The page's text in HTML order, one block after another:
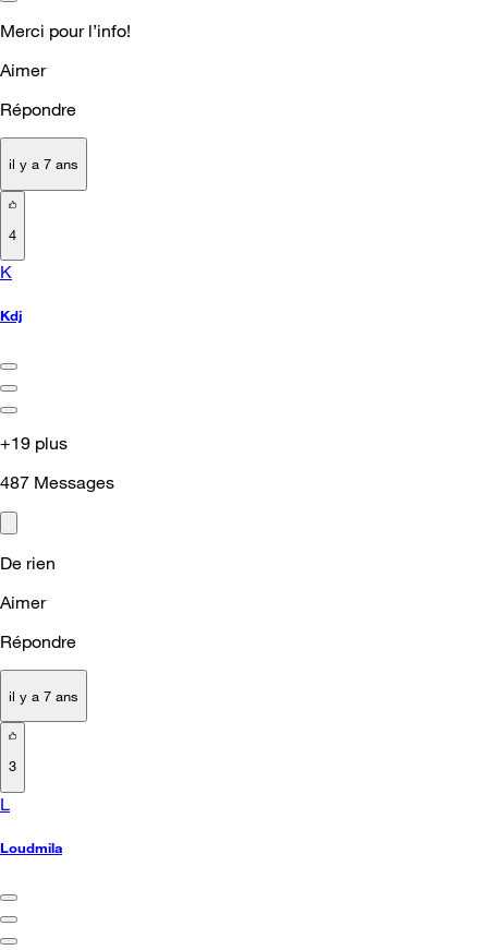
Merci pour l’info!
Aimer
Répondre
il y a 7 ans
4
K
Kdj
+19 plus
487 Messages
De rien
Aimer
Répondre
il y a 7 ans
3
L
Loudmila